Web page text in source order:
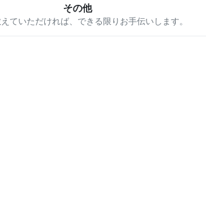
その他
ていただければ、できる限りお手伝いします。